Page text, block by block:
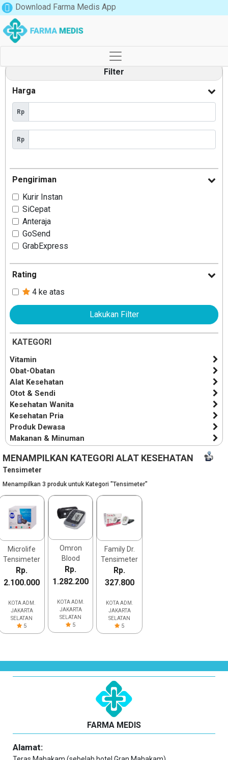
Filter
Harga
Rp
Rp
Pengiriman
Kurir Instan
SiCepat
Anteraja
GoSend
GrabExpress
Rating
4 ke atas
Lakukan Filter
KATEGORI
Vitamin
Obat-Obatan
Alat Kesehatan
Otot & Sendi
Kesehatan Wanita
Kesehatan Pria
Produk Dewasa
Makanan & Minuman
MENAMPILKAN KATEGORI ALAT KESEHATAN
Tensimeter
Menampilkan 3 produk untuk Kategori "Tensimeter"
Microlife
Tensimeter
BP A7
Touch BT
Detection)
Rp.
2.100.000
KOTA ADM.
JAKARTA
SELATAN
5
Omron
Blood
Pressure
Monitor
Rp.
1.282.200
KOTA ADM.
JAKARTA
SELATAN
5
Family Dr.
Tensimeter
Digital TD-
3124
Rp.
327.800
KOTA ADM.
JAKARTA
SELATAN
5
Download Farma Medis App
FARMA MEDIS
Alamat: